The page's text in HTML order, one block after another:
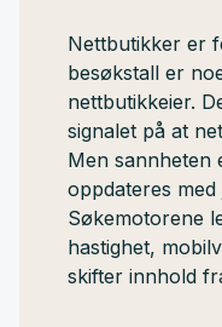
Nettbutikker er
besøkstall er
nettbutikkeier.
signalet på at
Men sannheten
oppdateres
Søkemotorene
hastighet,
skifter innhold